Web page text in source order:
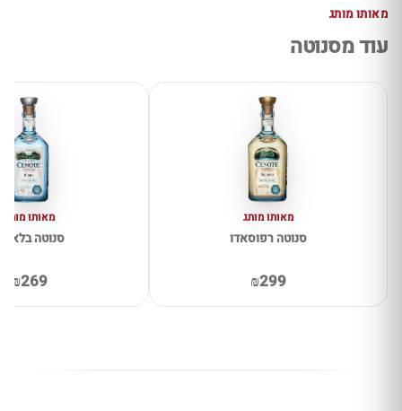
מאותו מותג
עוד מסנוטה
מאותו מותג
סנוטה רפוסאדו
₪299
מאותו מותג
סנוטה
₪269